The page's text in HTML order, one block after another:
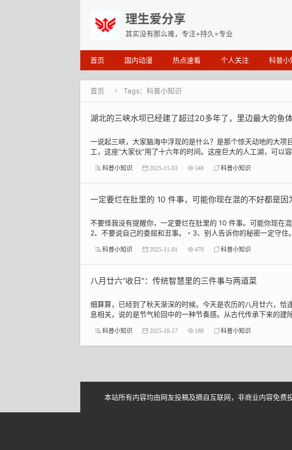
理生爱分享
其实没有那么难，专注+持久=专业
首页 国内动漫 热点速看 个人关注 科普小
首页  Tags：科普小知识
湖北的三峡水坝已经建了超过20多年了，里边最大的鱼
一说起三峡，大家脑海中浮现的是什么？是那个惊天动地的大
工，这座“大家伙”用了十六年的时间。这座巨大的人工湖，可以
科普小知识 2025-11-03 348 科普小知识
一定要烂在肚里的 10 件事，可能你现在混的不好都是因
不要怪我没有提醒你，一定要烂在肚里的 10 件事。可能你现在
2、不要说自己的委屈和丑事。・3、别人告诉你的秘密一定守住
科普小知识 2025-11-01 470 科普小知识
八月廿六“收日”：传统智慧里的三件事与两道菜
细算算，已经到了秋天渐深的时候。今天是农历的八月廿六，
息相关，说的是节气轮回中的一种节奏感。从古代传承下来的建
科普小知识 2025-10-17 188 科普小知识
本站所有内容均由网友投稿及摘自互联网，非商业内容免